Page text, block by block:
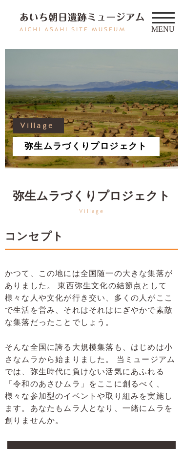
Village
弥生ムラづくりプロジェクト
弥生ムラづくりプロジェクト
Village
コンセプト
かつて、この地には全国随一の大きな集落が
ありました。
東西弥生文化の結節点として
様々な人や文化が行き交い、多くの人がここ
で生活を営み、それはそれはにぎやかで素敵
な集落だったことでしょう。
そんな全国に誇る大規模集落も、はじめは小
さなムラから始まりました。
当ミュージアム
では、弥生時代に負けない活気にあふれる
「令和のあさひムラ」をここに創るべく、
様々な参加型のイベントや取り組みを実施し
ます。あなたもムラ人となり、一緒にムラを
創りませんか。